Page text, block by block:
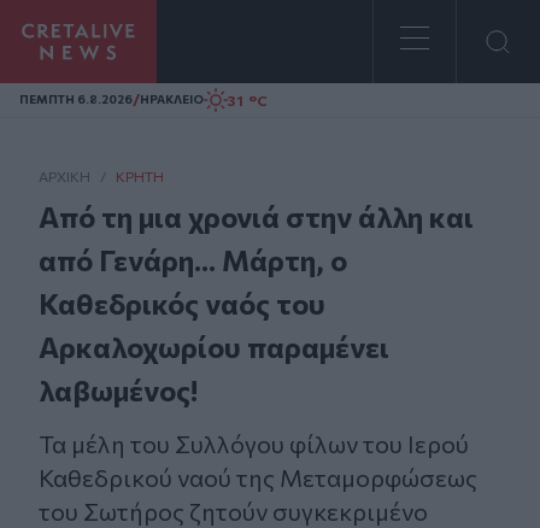
Homepage
ΠΕΜΠΤΗ 6.8.2026/ΗΡΑΚΛΕΙΟ 31 °C
ΑΡΧΙΚΗ / ΚΡΉΤΗ
Από τη μια χρονιά στην άλλη και
από Γενάρη... Μάρτη, ο
Καθεδρικός ναός του
Αρκαλοχωρίου παραμένει
λαβωμένος!
Τα μέλη του Συλλόγου φίλων του Ιερού
Καθεδρικού ναού της Μεταμορφώσεως
του Σωτήρος ζητούν συγκεκριμένο